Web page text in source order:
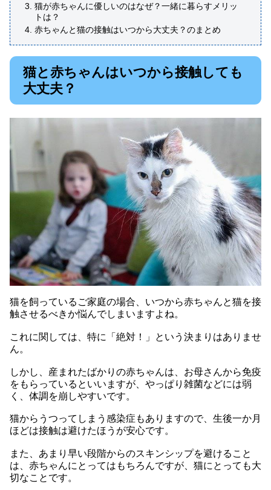
猫が赤ちゃんに優しいのはなぜ？一緒に暮らすメリッ
トは？
赤ちゃんと猫の接触はいつから大丈夫？のまとめ
猫と赤ちゃんはいつから接触しても
大丈夫？
猫を飼っているご家庭の場合、いつから赤ちゃんと猫を接
触させるべきか悩んでしまいますよね。
これに関しては、特に「絶対！」という決まりはありませ
ん。
しかし、産まれたばかりの赤ちゃんは、お母さんから免疫
をもらっているといいますが、やっぱり雑菌などには弱
く、体調を崩しやすいです。
猫からうつってしまう感染症もありますので、生後一か月
ほどは接触は避けたほうが安心です。
また、あまり早い段階からのスキンシップを避けること
は、赤ちゃんにとってはもちろんですが、猫にとっても大
切なことです。